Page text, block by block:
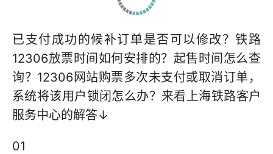
已支付成功的候补订单是否可以修改？铁路
12306放票时间如何安排的？起售时间怎么查
询？12306网站购票多次未支付或取消订单，
系统将该用户锁闭怎么办？来看上海铁路客户
服务中心的解答↓
01